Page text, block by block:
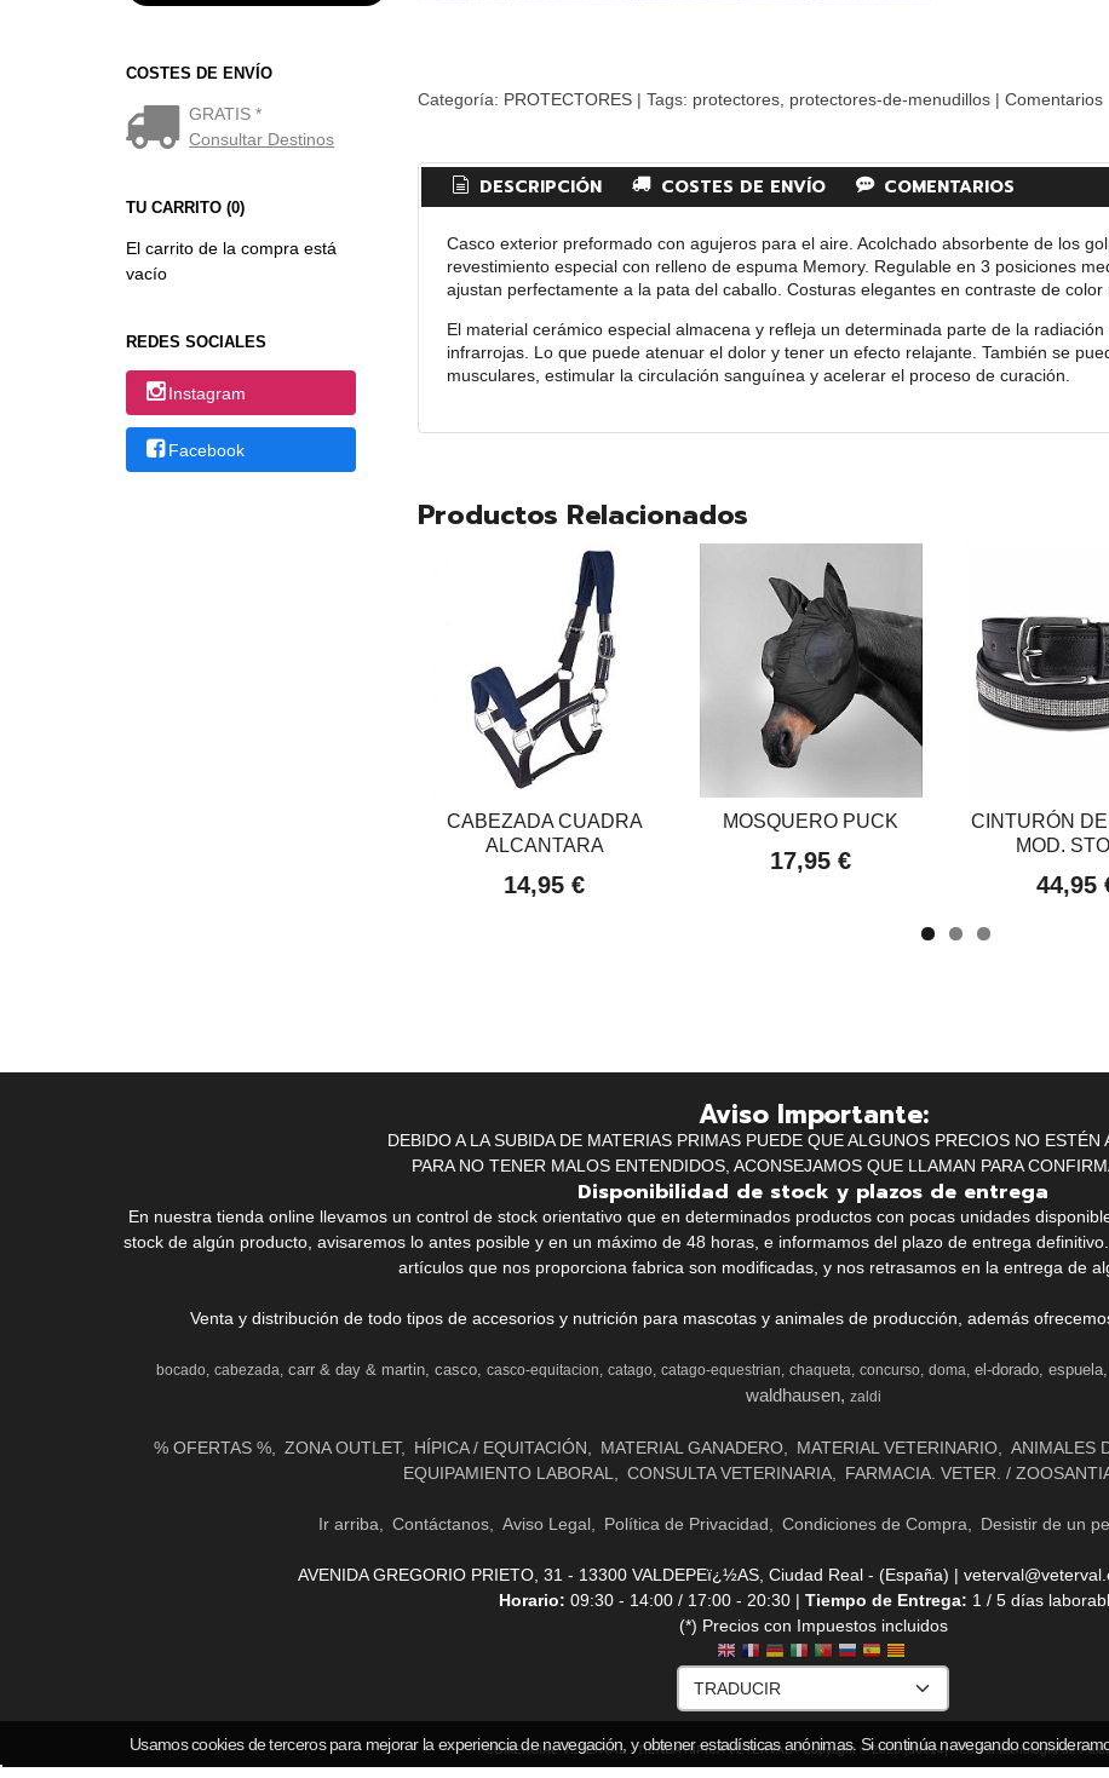
COSTES DE ENVÍO
GRATIS *
Consultar Destinos
TU CARRITO (0)
El carrito de la compra está
vacío
REDES SOCIALES
Instagram
Facebook
Categoría: PROTECTORES | Tags: protectores protectores-de-menudillos | Comentarios
DESCRIPCIÓN COSTES DE ENVÍO COMENTARIOS
Casco exterior preformado con agujeros para el aire. Acolchado absorbente de los
revestimiento especial con relleno de espuma Memory. Regulable en 3 posiciones
ajustan perfectamente a la pata del caballo. Costuras elegantes en contraste de color
El material cerámico especial almacena y refleja un determinada parte de la
infrarrojas. Lo que puede atenuar el dolor y tener un efecto relajante. También se
musculares, estimular la circulación sanguínea y acelerar el proceso de curación.
Productos Relacionados
CABEZADA CUADRA
ALCANTARA
14,95 €
MOSQUERO PUCK
17,95 €
CINTURÓN
MOD.
44,95
Aviso Importante:
DEBIDO A LA SUBIDA DE MATERIAS PRIMAS PUEDE QUE ALGUNOS PRECIOS NO ESTÉN
PARA NO TENER MALOS ENTENDIDOS, ACONSEJAMOS QUE LLAMAN PARA
Disponibilidad de stock y plazos de entrega
En nuestra tienda online llevamos un control de stock orientativo que en determinados productos con pocas unidades
stock de algún producto, avisaremos lo antes posible y en un máximo de 48 horas, e informamos del plazo de entrega
artículos que nos proporciona fabrica son modificadas, y nos retrasamos en la entrega de
Venta y distribución de todo tipos de accesorios y nutrición para mascotas y animales de producción, además
bocado cabezada carr & day & martin casco casco-equitacion catago catago-equestrian chaqueta concurso doma el-dorado espuela
waldhausen zaldi
% OFERTAS % ZONA OUTLET HÍPICA / EQUITACIÓN MATERIAL GANADERO MATERIAL VETERINARIO ANIMALES
EQUIPAMIENTO LABORAL
CONSULTA VETERINARIA FARMACIA. VETER. /
Ir arriba Contáctanos Aviso Legal Política de Privacidad Condiciones de Compra Desistir de un
AVENIDA GREGORIO PRIETO, 31 - 13300 VALDEPEï¿½AS, Ciudad Real - (España) |
Horario: 09:30 - 14:00 / 17:00 - 20:30 | Tiempo de Entrega: 1 / 5 días
(*) Precios con Impuestos incluidos
COMERCIAL VETERVAL - TIENDA HÍPICA VETERVAL- Copyright © 2026 [36714] - Con la tecnología de
Usamos cookies de terceros para mejorar la experiencia de navegación, y obtener estadísticas anónimas. Si continúa navegando